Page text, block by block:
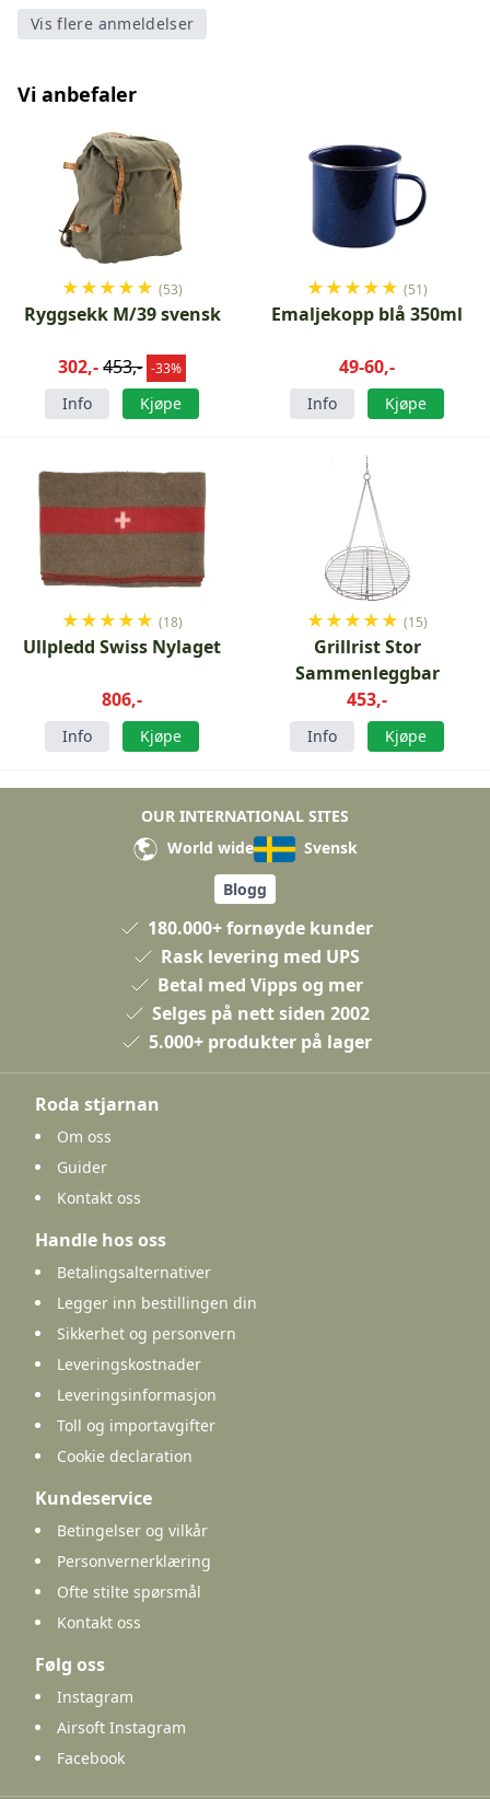
Vis flere anmeldelser
Vi anbefaler
★★★★★ (53)
Ryggsekk M/39 svensk
302,- 453,- -33%
Info Kjøpe
★★★★★ (51)
Emaljekopp blå 350ml
49-60,-
Info Kjøpe
★★★★★ (18)
Ullpledd Swiss Nylaget
806,-
Info Kjøpe
★★★★★ (15)
Grillrist Stor
Sammenleggbar
453,-
Info Kjøpe
OUR INTERNATIONAL SITES
World wide
Svensk
Blogg
180.000+ fornøyde kunder
Rask levering med UPS
Betal med Vipps og mer
Selges på nett siden 2002
5.000+ produkter på lager
Roda stjarnan
Om oss
Guider
Kontakt oss
Handle hos oss
Betalingsalternativer
Legger inn bestillingen din
Sikkerhet og personvern
Leveringskostnader
Leveringsinformasjon
Toll og importavgifter
Cookie declaration
Kundeservice
Betingelser og vilkår
Personvernerklæring
Ofte stilte spørsmål
Kontakt oss
Følg oss
Instagram
Airsoft Instagram
Facebook